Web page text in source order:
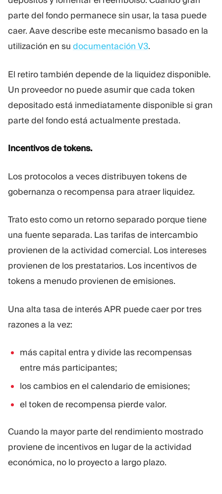
parte del fondo permanece sin usar, la tasa puede
caer. Aave describe este mecanismo basado en la
utilización en su documentación V3.
El retiro también depende de la liquidez disponible.
Un proveedor no puede asumir que cada token
depositado está inmediatamente disponible si gran
parte del fondo está actualmente prestada.
Incentivos de tokens.
Los protocolos a veces distribuyen tokens de
gobernanza o recompensa para atraer liquidez.
Trato esto como un retorno separado porque tiene
una fuente separada. Las tarifas de intercambio
provienen de la actividad comercial. Los intereses
provienen de los prestatarios. Los incentivos de
tokens a menudo provienen de emisiones.
Una alta tasa de interés APR puede caer por tres
razones a la vez:
más capital entra y divide las recompensas
entre más participantes;
los cambios en el calendario de emisiones;
el token de recompensa pierde valor.
Cuando la mayor parte del rendimiento mostrado
proviene de incentivos en lugar de la actividad
económica, no lo proyecto a largo plazo.